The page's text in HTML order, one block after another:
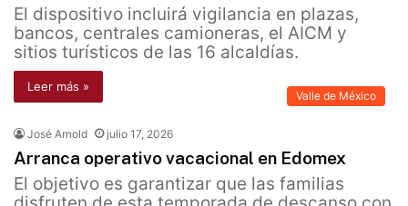
El dispositivo incluirá vigilancia en plazas,
bancos, centrales camioneras, el AICM y
sitios turísticos de las 16 alcaldías.
Leer más »
Valle de México
José Arnold julio 17, 2026
Arranca operativo vacacional en Edomex
El objetivo es garantizar que las familias